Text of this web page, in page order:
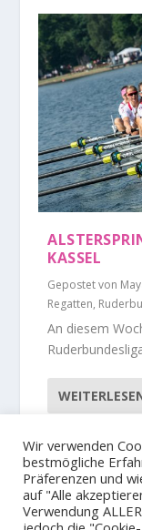
KASSEL
Gepostet von
Regatten,
An diesem
1 2
Wir verwenden
bestmögliche
Präferenzen und
auf "Alle
Verwendung